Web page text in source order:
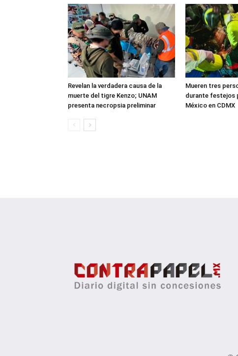
Revelan la verdadera causa de la
muerte del tigre Kenzo; UNAM
presenta necropsia preliminar
Mueren tres
durante festejos
México en CDMX